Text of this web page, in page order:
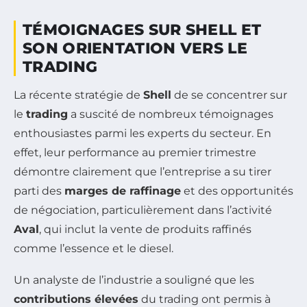
TÉMOIGNAGES SUR SHELL ET
SON ORIENTATION VERS LE
TRADING
La récente stratégie de Shell
de se concentrer sur
le trading a suscité de nombreux témoignages
enthousiastes parmi les experts du secteur. En
effet, leur performance au premier trimestre
démontre clairement que l’entreprise a su tirer
parti des marges de raffinage et des opportunités
de négociation, particulièrement dans l’activité
Aval , qui inclut la vente de produits raffinés
comme l’essence et le diesel.
Un analyste de l’industrie a souligné que les
contributions élevées du trading ont permis à